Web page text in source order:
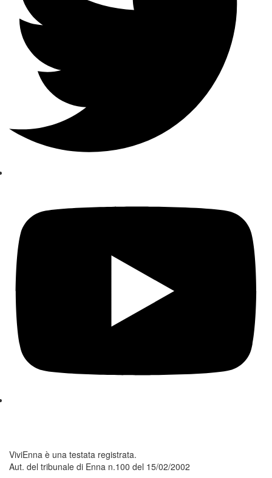
ViviEnna è una testata registrata.
Aut. del tribunale di Enna n.100 del 15/02/2002